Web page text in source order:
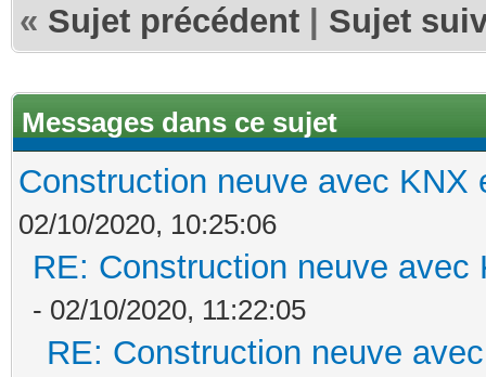
« Sujet précédent Sujet
Messages dans ce sujet
Construction neuve avec KNX
02/10/2020, 10:25:06
RE: Construction neuve avec
- 02/10/2020, 11:22:05
RE: Construction neuve